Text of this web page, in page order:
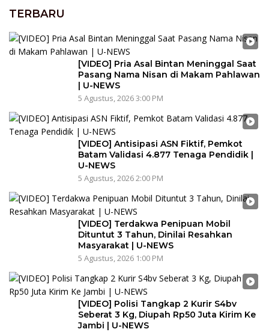
TERBARU
[VIDEO] Pria Asal Bintan Meninggal Saat
Pasang Nama Nisan di Makam Pahlawan
| U-NEWS
5 Agustus, 2026 3:00 PM
[VIDEO] Antisipasi ASN Fiktif, Pemkot
Batam Validasi 4.877 Tenaga Pendidik |
U-NEWS
5 Agustus, 2026 2:00 PM
[VIDEO] Terdakwa Penipuan Mobil
Dituntut 3 Tahun, Dinilai Resahkan
Masyarakat | U-NEWS
5 Agustus, 2026 1:00 PM
[VIDEO] Polisi Tangkap 2 Kurir S4bv
Seberat 3 Kg, Diupah Rp50 Juta Kirim Ke
Jambi | U-NEWS